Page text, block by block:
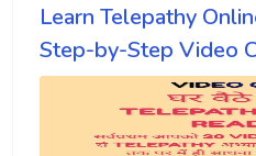
Learn Telepathy
Step-by-Step Video